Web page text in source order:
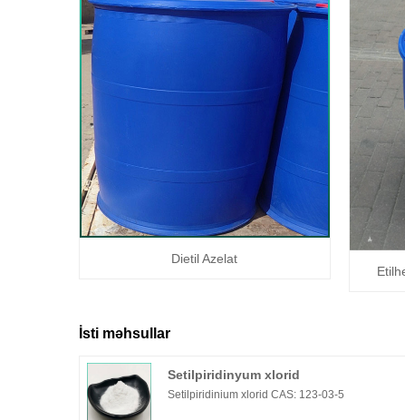
Dietil Azelat
İsti məhsullar
Setilpiridinyum xlorid
Setilpiridinium xlorid CAS: 123-03-5